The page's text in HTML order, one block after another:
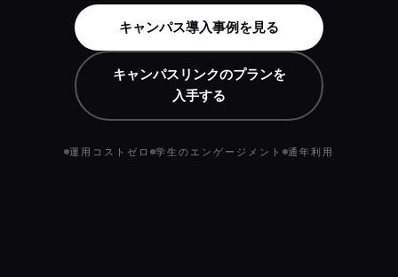
キャンパス導入事例を見る
キャンパスリンクのプランを
入手する
運用コストゼロ 学生のエンゲージメント 通年利用